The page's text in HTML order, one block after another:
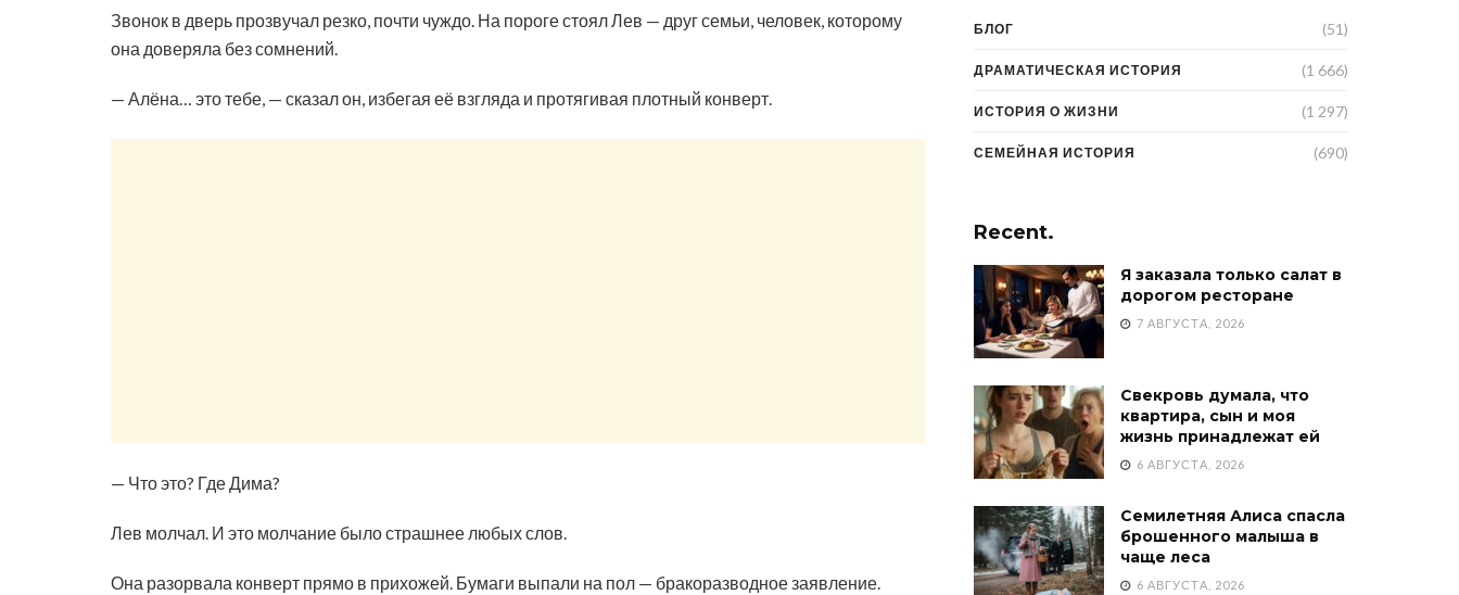
Звонок в дверь прозвучал резко, почти чуждо. На пороге стоял Лев — друг семьи, человек, которому
она доверяла без сомнений.
— Алёна… это тебе, — сказал он, избегая её взгляда и протягивая плотный конверт.
— Что это? Где Дима?
Лев молчал. И это молчание было страшнее любых слов.
Она разорвала конверт прямо в прихожей. Бумаги выпали на пол — бракоразводное заявление.
БЛОГ (51)
ДРАМАТИЧЕСКАЯ ИСТОРИЯ (1 666)
ИСТОРИЯ О ЖИЗНИ (1 297)
СЕМЕЙНАЯ ИСТОРИЯ (690)
Recent.
Я заказала только салат в
дорогом ресторане
7 АВГУСТА, 2026
Свекровь думала, что
квартира, сын и моя
жизнь принадлежат ей
6 АВГУСТА, 2026
Семилетняя Алиса спасла
брошенного малыша в
чаще леса
6 АВГУСТА, 2026